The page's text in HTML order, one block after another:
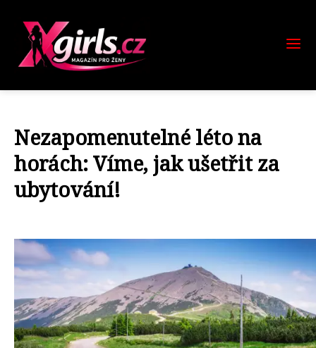
Nezapomenutelné léto na
horách: Víme, jak ušetřit za
ubytování!